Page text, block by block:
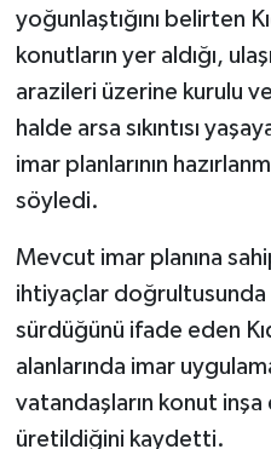
yoğunlaştığını belirten
konutların yer aldığı,
arazileri üzerine kurulu ve
halde arsa sıkıntısı
imar planlarının
söyledi.
Mevcut imar planına
ihtiyaçlar doğrultusunda
sürdüğünü ifade eden
alanlarında imar
vatandaşların konut
üretildiğini kaydetti.